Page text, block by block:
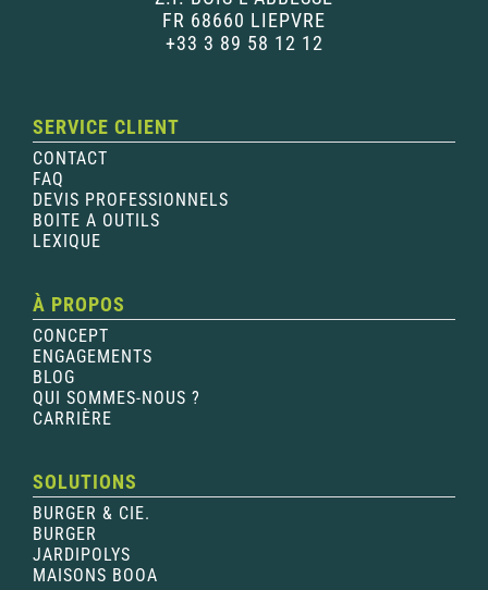
FR 68660 LIEPVRE
+33 3 89 58 12 12
SERVICE CLIENT
CONTACT
FAQ
DEVIS PROFESSIONNELS
BOITE A OUTILS
LEXIQUE
À PROPOS
CONCEPT
ENGAGEMENTS
BLOG
QUI SOMMES-NOUS ?
CARRIÈRE
SOLUTIONS
BURGER & CIE.
BURGER
JARDIPOLYS
MAISONS BOOA